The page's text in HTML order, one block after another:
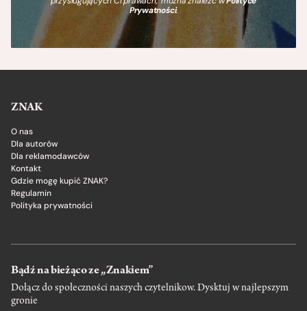
Prywatności.
ZNAK
O nas
Dla autorów
Dla reklamodawców
Kontakt
Gdzie mogę kupić ZNAK?
Regulamin
Polityka prywatności
Bądź na bieżąco ze „Znakiem”
Dołącz do społeczności naszych czytelnikow. Dysktuj w najlepszym
gronie